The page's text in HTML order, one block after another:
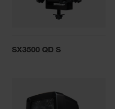
SX3500 QD S